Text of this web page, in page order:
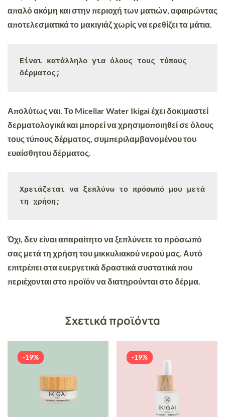
απαλό ακόμη και στην περιοχή των ματιών, αφαιρώντας
αποτελεσματικά το μακιγιάζ χωρίς να ερεθίζει τα μάτια.
Είναι κατάλληλο για όλους τους τύπους
δέρματος;
Απολύτως ναι. Το Micellar Water Ikigai έχει δοκιμαστεί
δερματολογικά και μπορεί να χρησιμοποιηθεί σε όλους
τους τύπους δέρματος, συμπεριλαμβανομένου του
ευαίσθητου δέρματος.
Χρειάζεται να ξεπλύνω το πρόσωπό μου μετά
τη χρήση;
Όχι, δεν είναι απαραίτητο να ξεπλύνετε το πρόσωπό
σας μετά τη χρήση του μικκυλιακού νερού μας. Αυτό
επιτρέπει στα ευεργετικά δραστικά συστατικά που
περιέχονται στο προϊόν να διατηρούνται στο δέρμα.
Σχετικά προϊόντα
-19% -19%